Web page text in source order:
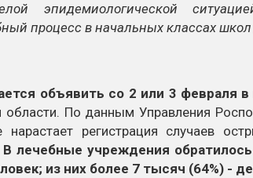
эпидемиологической
процесс в начальных классах школ
объявить со 2 или 3 февраля
области. По данным Управления
нарастает регистрация случаев
В лечебные учреждения
из них более 7 тысяч (64%) -